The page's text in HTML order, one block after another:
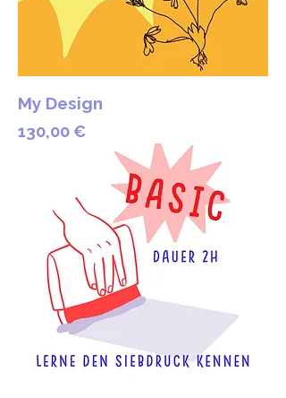
My Design
Preis
130,00 €